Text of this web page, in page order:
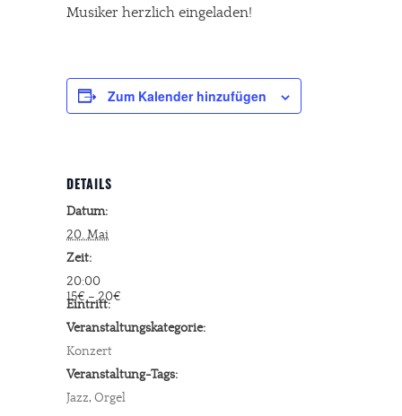
Musiker herzlich eingeladen!
Zum Kalender hinzufügen
DETAILS
Datum:
20. Mai
Zeit:
20:00
Eintritt:
15€ – 20€
Veranstaltungskategorie:
Konzert
Veranstaltung-Tags:
Jazz, Orgel